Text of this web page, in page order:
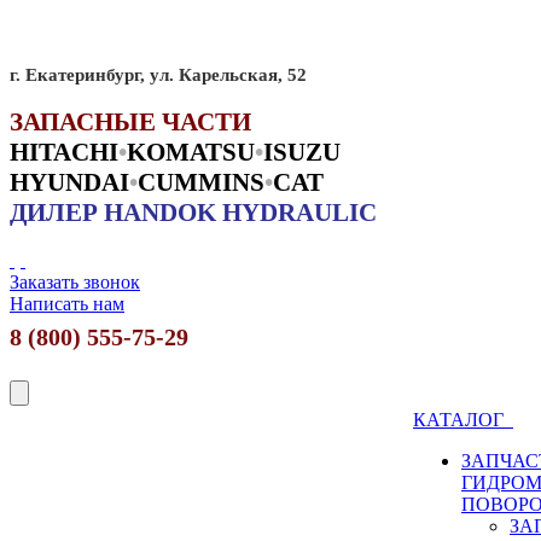
г. Екатеринбург, ул. Карельская, 52
ЗАПАСНЫЕ ЧАСТИ
HITACHI•KOMATSU•ISUZU
HYUNDAI•CUMMINS•CAT
ДИЛЕР HANDOK HYDRAULIC
Заказать звонок
Написать нам
8 (800) 555-75-29
КАТАЛОГ